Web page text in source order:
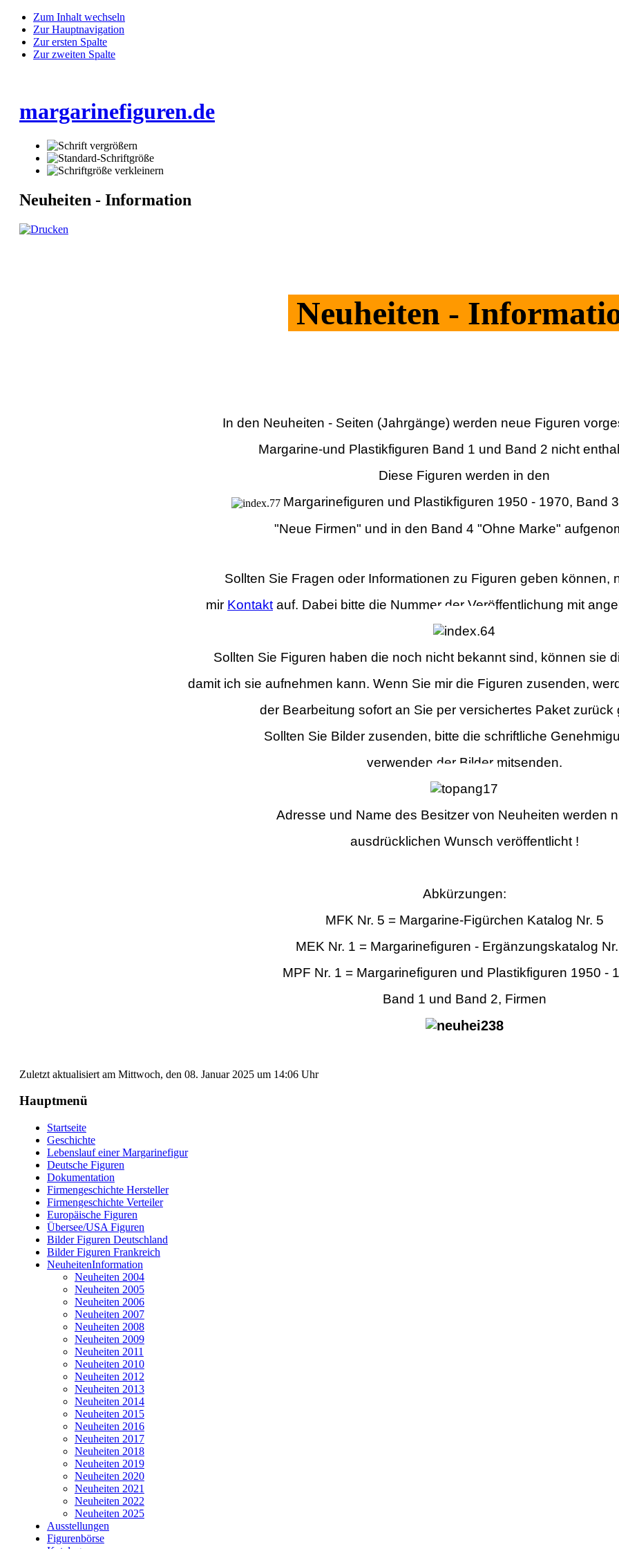
Zum Inhalt wechseln
Zur Hauptnavigation
Zur ersten Spalte
Zur zweiten Spalte
margarinefiguren.de
Neuheiten - Information
Neuheiten -
In den Neuheiten - Seiten (Jahrgänge) werden neue Figuren
Margarine-und Plastikfiguren Band 1 und Band 2 nicht
Diese Figuren werden in den
Margarinefiguren und Plastikfiguren 1950 - 1970, Band
"Neue Firmen" und in den Band 4 "Ohne Marke"
Sollten Sie Fragen oder Informationen zu Figuren geben können,
mir Kontakt auf. Dabei bitte die Nummer der Veröffentlichung mit
Sollten Sie Figuren haben die noch nicht bekannt sind, können sie
damit ich sie aufnehmen kann. Wenn Sie mir die Figuren zusenden,
der Bearbeitung sofort an Sie per versichertes Paket zurück
Sollten Sie Bilder zusenden, bitte die schriftliche
verwenden der Bilder mitsenden.
Adresse und Name des Besitzer von Neuheiten werden
ausdrücklichen Wunsch veröffentlicht !
Abkürzungen:
MFK Nr. 5 = Margarine-Figürchen Katalog Nr. 5
MEK Nr. 1 = Margarinefiguren - Ergänzungskatalog
MPF Nr. 1 = Margarinefiguren und Plastikfiguren 1950 -
Band 1 und Band 2, Firmen
Zuletzt aktualisiert am Mittwoch, den 08. Januar 2025 um 14:06 Uhr
Hauptmenü
Startseite
Geschichte
Lebenslauf einer Margarinefigur
Deutsche Figuren
Dokumentation
Firmengeschichte Hersteller
Firmengeschichte Verteiler
Europäische Figuren
Übersee/USA Figuren
Bilder Figuren Deutschland
Bilder Figuren Frankreich
NeuheitenInformation
Neuheiten 2004
Neuheiten 2005
Neuheiten 2006
Neuheiten 2007
Neuheiten 2008
Neuheiten 2009
Neuheiten 2011
Neuheiten 2010
Neuheiten 2012
Neuheiten 2013
Neuheiten 2014
Neuheiten 2015
Neuheiten 2016
Neuheiten 2017
Neuheiten 2018
Neuheiten 2019
Neuheiten 2020
Neuheiten 2021
Neuheiten 2022
Neuheiten 2025
Ausstellungen
Figurenbörse